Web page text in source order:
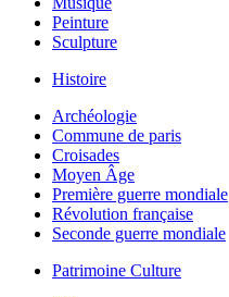
Peinture
Sculpture
Histoire
Archéologie
Commune de paris
Croisades
Moyen Âge
Première guerre mondiale
Révolution française
Seconde guerre mondiale
Patrimoine Culture